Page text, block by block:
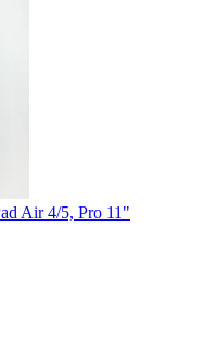
Air 4/5, Pro 11"